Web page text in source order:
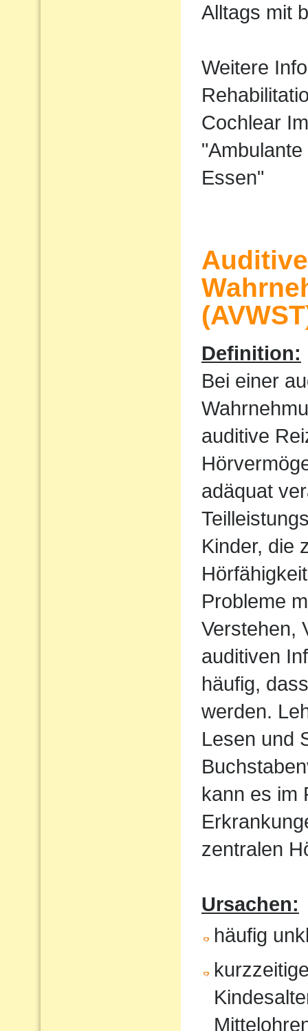
Alltags mit
Weitere
Cochlear
Essen"
Definition:
Bei einer
auditive
adäquat
Kinder, die
Probleme
Verstehen,
auditiven
häufig,
werden.
Lesen und
kann es im
zentralen
Ursachen:
häufig